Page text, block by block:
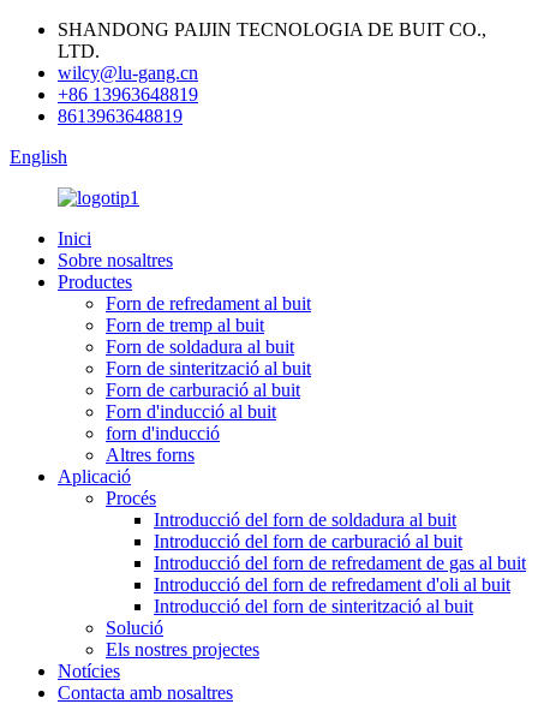
SHANDONG PAIJIN TECNOLOGIA DE BUIT CO.,
LTD.
wilcy@lu-gang.cn
+86 13963648819
8613963648819
English
Inici
Sobre nosaltres
Productes
Forn de refredament al buit
Forn de tremp al buit
Forn de soldadura al buit
Forn de sinterització al buit
Forn de carburació al buit
Forn d'inducció al buit
forn d'inducció
Altres forns
Aplicació
Procés
Introducció del forn de soldadura al buit
Introducció del forn de carburació al buit
Introducció del forn de refredament de gas al buit
Introducció del forn de refredament d'oli al buit
Introducció del forn de sinterització al buit
Solució
Els nostres projectes
Notícies
Contacta amb nosaltres